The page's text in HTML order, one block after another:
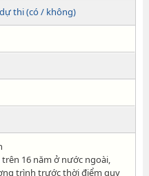
thi (có / không)
16 năm ở nước ngoài,
trình trước thời điểm quy